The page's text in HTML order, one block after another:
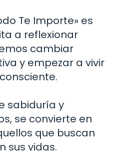
Te Importe» es
a reflexionar
cambiar
y empezar a vivir
sabiduría y
se convierte en
que buscan
sus vidas.